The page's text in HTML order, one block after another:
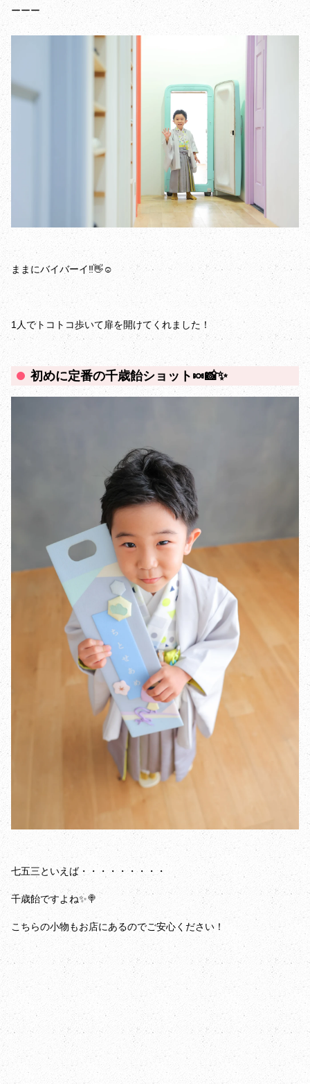
ーーー
ままにバイバーイ‼️👋☺️
1人でトコトコ歩いて扉を開けてくれました！
初めに定番の千歳飴ショット🍬📸✨
七五三といえば・・・・・・・・・
千歳飴ですよね✨🍭
こちらの小物もお店にあるのでご安心ください！